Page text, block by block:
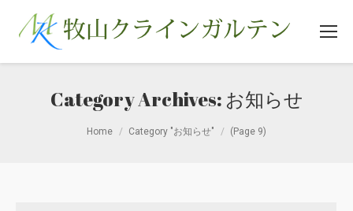
Category Archives: お知らせ
You are here:Home Category "お知らせ" (Page 9)